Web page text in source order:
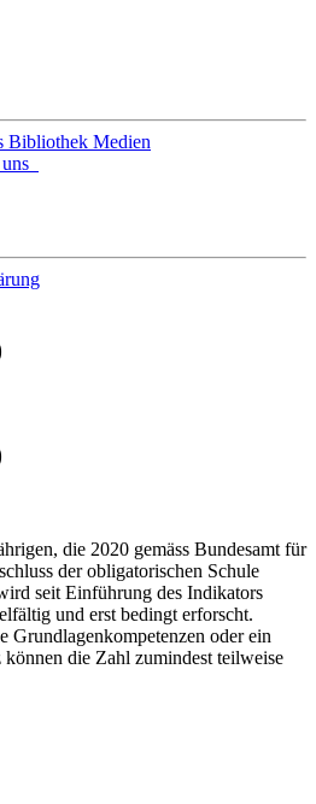
Bibliothek Medien
die 2020 gemäss Bundesamt für
der obligatorischen Schule
seit Einführung des Indikators
und erst bedingt erforscht.
Grundlagenkompetenzen oder ein
die Zahl zumindest teilweise